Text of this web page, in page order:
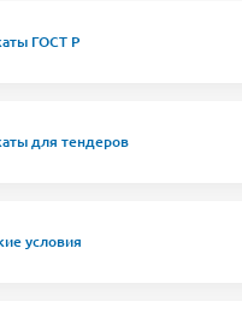
ГОСТ Р
для тендеров
условия